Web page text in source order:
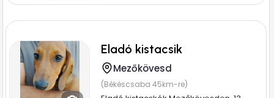
Eladó kistacsik
Mezőkövesd
(Békéscsaba 45km-re)